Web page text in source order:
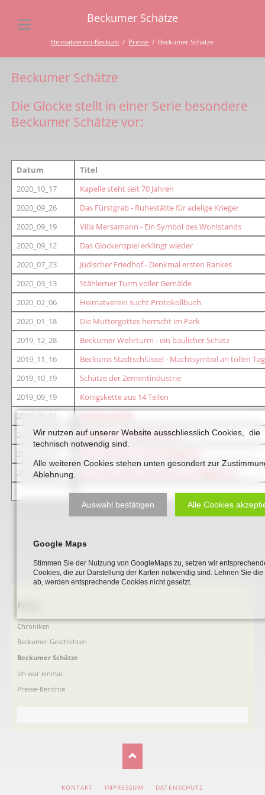
Beckumer Schätze
Heimatverein-Beckum Presse Beckumer Schätze
Beckumer Schätze
Die Glocke stellt in einer Serie besondere
Beckumer Schätze vor:
Datum
Titel
2020_10_17
Kapelle steht seit 70 Jahren
2020_09_26
Das Fürstgrab - Ruhestätte für adelige Krieger
2020_09_19
Villa Mersamann - Ein Symbol des Wohlstands
2020_09_12
Das Glockenspiel erklingt wieder
2020_07_23
Jüdischer Friedhof - Denkmal ersten Rankes
2020_03_13
Stählerner Turm voller Gemälde
2020_02_06
Heimatverein sucht Protokollbuch
2020_01_18
Die Muttergottes herrscht im Park
2019_12_28
Beckumer Wehrturm - ein baulicher Schatz
2019_11_16
Beckums Stadtschlüssel - Machtsymbol an tollen
2019_10_19
Schätze der Zementindustrie
2019_09_19
Königskette aus 14 Teilen
2019_08_24
Köttings Mühle
2019_06_29
Heiliger Ort im Stillen Winkel
2019_06_22
2019_06_08
Navigation
überspringen
Presse
Chroniken
Beckumer Geschichten
Beckumer Schätze
Ich war einmal
Presse-Berichte
KONTAKT IMPRESSUM DATENSCHUTZ
Wir nutzen auf unserer Website ausschliesslich Cookies, die
technisch notwendig sind.
Alle weiteren Cookies stehen unten gesondert zur
Ablehnung.
Auswahl bestätigen Alle Cookies
Google Maps
Stimmen Sie der Nutzung von GoogleMaps zu, setzen wir
Cookies, die zur Darstellung der Karten notwendig sind. Lehnen Sie die
ab, werden entsprechende Cookies nicht gesetzt.